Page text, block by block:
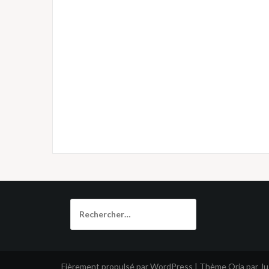
Fièrement propulsé par WordPress | Thème Oria par